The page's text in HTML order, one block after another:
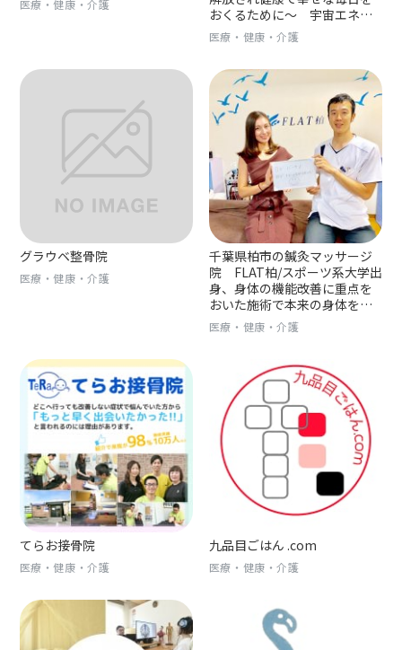
医療・健康・介護
おくるために〜 宇宙エネル
ギーセラピー
医療・健康・介護
グラウベ整骨院
医療・健康・介護
千葉県柏市の鍼灸マッサージ
院 FLAT柏/スポーツ系大学出
身、身体の機能改善に重点を
おいた施術で本来の身体を取
り戻します。陸上競技トレー
ナー、ランニング指導など幅
美容鍼も！
医療・健康・介護
てらお接骨院
医療・健康・介護
九品目ごはん .com
医療・健康・介護